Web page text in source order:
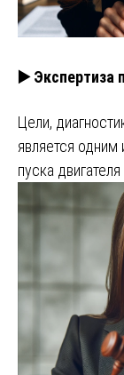
▶️ Экспертиза
Цели,
является
пуска двигателя